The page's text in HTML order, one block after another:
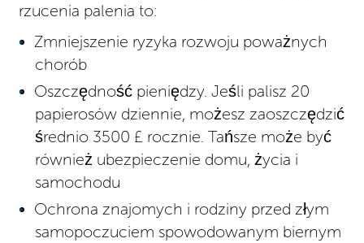
rzucenia palenia to:
Zmniejszenie ryzyka rozwoju poważnych
chorób
Oszczędność pieniędzy. Jeśli palisz 20
papierosów dziennie, możesz zaoszczędzić
średnio 3500 £ rocznie. Tańsze może być
również ubezpieczenie domu, życia i
samochodu
Ochrona znajomych i rodziny przed złym
samopoczuciem spowodowanym biernym